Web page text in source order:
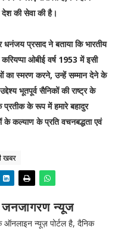
देश की सेवा की है।
धनंजय प्रसाद ने बताया कि भारतीय
ओबीई वर्ष 1953 में इसी
का स्मरण करने, उन्हें सम्मान देने के
भूतपूर्व सैनिकों की राष्ट्र के
प्रतीक के रूप में हमारे बहादुर
के कल्याण के प्रति वचनबद्धता एवं
खबर
न्यूज
न्यूज़ पोर्टल है, दैनिक